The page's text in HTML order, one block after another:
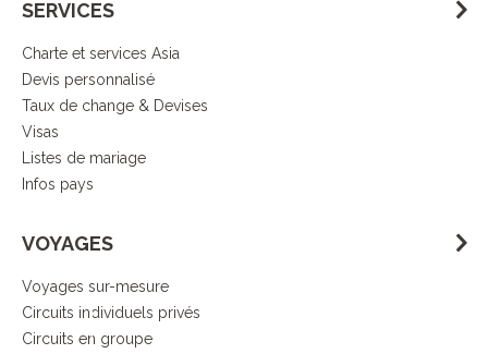
SERVICES
Charte et services Asia
Devis personnalisé
Taux de change & Devises
Visas
Listes de mariage
Infos pays
VOYAGES
Voyages sur-mesure
Circuits individuels privés
Circuits en groupe